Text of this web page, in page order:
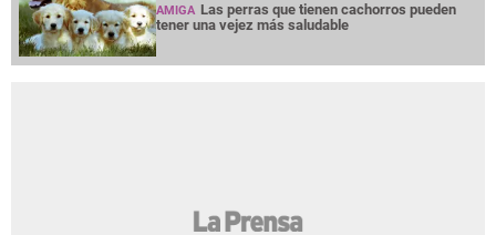
AMIGA Las perras que tienen cachorros pueden
tener una vejez más saludable